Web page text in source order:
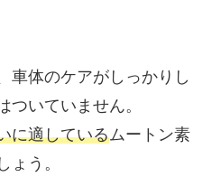
車体のケアがしっかりし
ついていません。
に適しているムートン素
ょう。